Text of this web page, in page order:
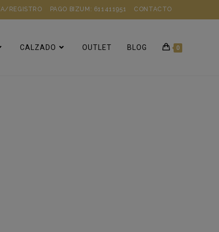
REGISTRO PAGO BIZUM: 611411951 CONTACTO
CALZADO OUTLET BLOG 0